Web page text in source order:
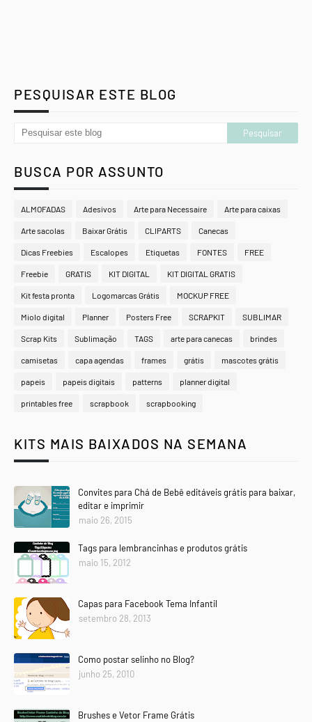
PESQUISAR ESTE BLOG
BUSCA POR ASSUNTO
ALMOFADAS Adesivos Arte para Necessaire Arte para caixas
Arte sacolas Baixar Grátis CLIPARTS Canecas
Dicas Freebies Escalopes Etiquetas FONTES FREE
Freebie GRATIS KIT DIGITAL KIT DIGITAL GRATIS
Kit festa pronta Logomarcas Grátis MOCKUP FREE
Miolo digital Planner Posters Free SCRAPKIT SUBLIMAR
Scrap Kits Sublimação TAGS arte para canecas brindes
camisetas capa agendas frames grátis mascotes grátis
papeis papeis digitais patterns planner digital
printables free scrapbook scrapbooking
KITS MAIS BAIXADOS NA SEMANA
Convites para Chá de Bebê editáveis grátis para baixar,
editar e imprimir
maio 26, 2015
Tags para lembrancinhas e produtos grátis
maio 15, 2012
Capas para Facebook Tema Infantil
setembro 28, 2013
Como postar selinho no Blog?
junho 25, 2010
Brushes e Vetor Frame Grátis